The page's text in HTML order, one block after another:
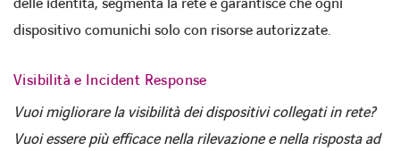
dispositivo comunichi solo con risorse autorizzate.
Visibilità e Incident Response
Vuoi migliorare la visibilità dei dispositivi collegati in rete?
Vuoi essere più efficace nella rilevazione e nella risposta ad